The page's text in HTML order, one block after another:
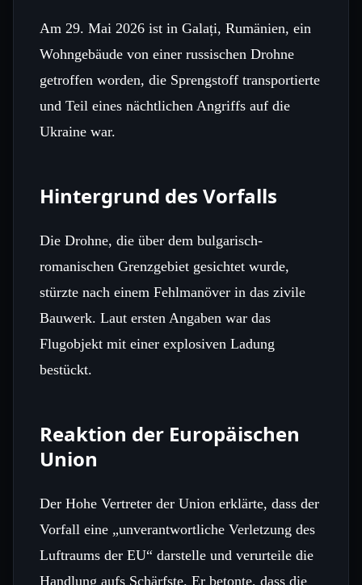
Am 29. Mai 2026 ist in Galați, Rumänien, ein
Wohngebäude von einer russischen Drohne
getroffen worden, die Sprengstoff transportierte
und Teil eines nächtlichen Angriffs auf die
Ukraine war.
Hintergrund des Vorfalls
Die Drohne, die über dem bulgarisch-
romanischen Grenzgebiet gesichtet wurde,
stürzte nach einem Fehlmanöver in das zivile
Bauwerk. Laut ersten Angaben war das
Flugobjekt mit einer explosiven Ladung
bestückt.
Reaktion der Europäischen
Union
Der Hohe Vertreter der Union erklärte, dass der
Vorfall eine „unverantwortliche Verletzung des
Luftraums der EU“ darstelle und verurteile die
Handlung aufs Schärfste. Er betonte, dass die